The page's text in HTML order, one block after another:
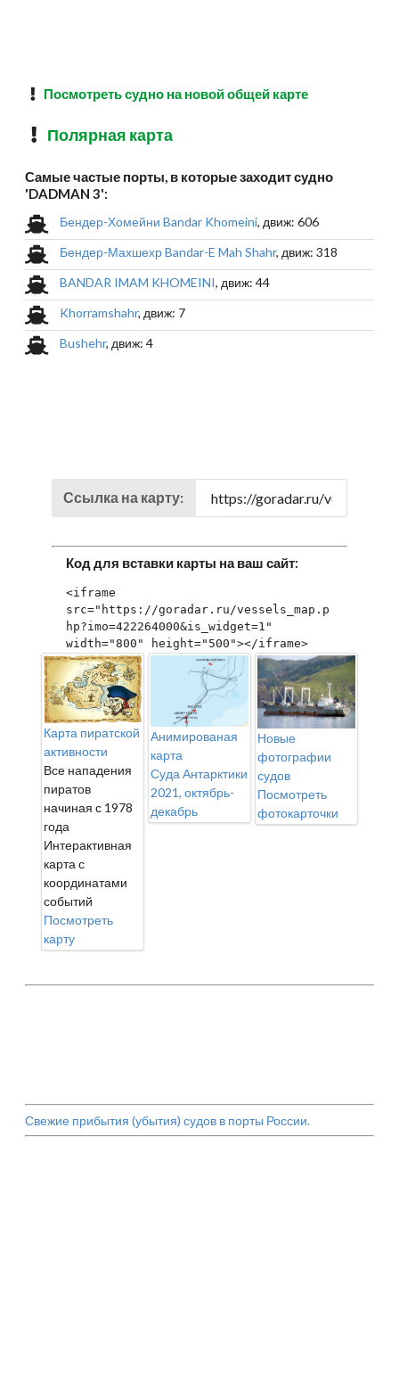
Посмотреть судно на новой общей карте
Полярная карта
Самые частые порты, в которые заходит судно
'DADMAN 3':
Бендер-Хомейни Bandar Khomeini, движ: 606
Бендер-Махшехр Bandar-E Mah Shahr, движ: 318
BANDAR IMAM KHOMEINI, движ: 44
Khorramshahr, движ: 7
Bushehr, движ: 4
Ссылка на карту:
Код для вставки карты на ваш сайт:
<iframe
src="https://goradar.ru/vessels_map.p
hp?imo=422264000&is_widget=1"
width="800" height="500"></iframe>
Карта пиратской
активности
Все нападения
пиратов
начиная с 1978
года
Интерактивная
карта с
координатами
событий
Посмотреть
карту
Анимированая
карта
Суда Антарктики
2021, октябрь-
декабрь
Новые
фотографии
судов
Посмотреть
фотокарточки
Свежие прибытия (убытия) судов в порты России.